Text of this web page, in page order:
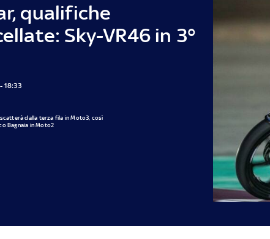
qualifiche
Sky-VR46 in 3°
18:33
dalla terza fila in Moto3, così
Bagnaia in Moto2